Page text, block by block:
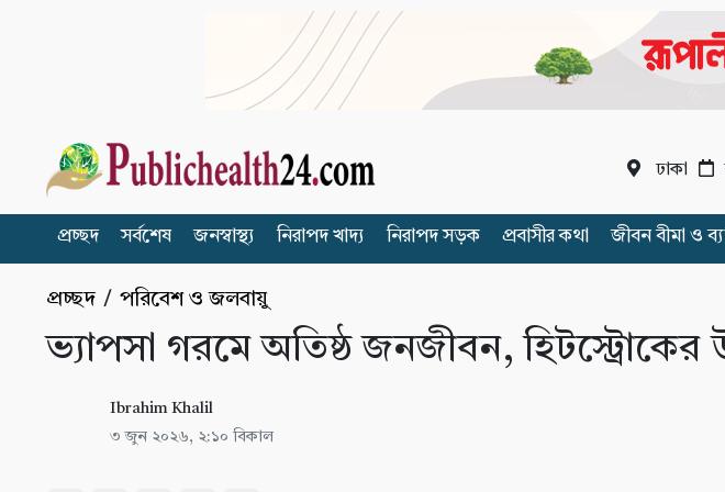
ঢাকা
প্রচ্ছদ সর্বশেষ জনস্বাস্থ্য নিরাপদ খাদ্য নিরাপদ সড়ক প্রবাসীর কথা জীবন বীমা ও
প্রচ্ছদ / পরিবেশ ও জলবায়ু
ভ্যাপসা গরমে অতিষ্ঠ জনজীবন,
Ibrahim Khalil
৩ জুন ২০২৬, ২:১০ বিকাল